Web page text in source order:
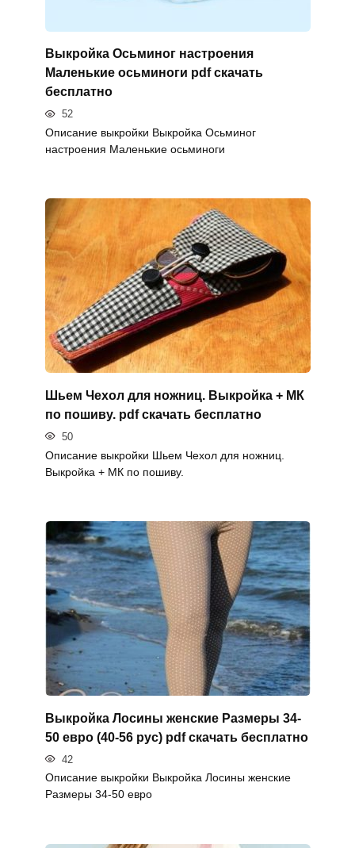
Выкройка Осьминог настроения
Маленькие осьминоги pdf скачать
бесплатно
52
Описание выкройки Выкройка Осьминог
настроения Маленькие осьминоги
Шьем Чехол для ножниц. Выкройка + МК
по пошиву. pdf скачать бесплатно
50
Описание выкройки Шьем Чехол для ножниц.
Выкройка + МК по пошиву.
Выкройка Лосины женские Размеры 34-
50 евро (40-56 рус) pdf скачать бесплатно
42
Описание выкройки Выкройка Лосины женские
Размеры 34-50 евро